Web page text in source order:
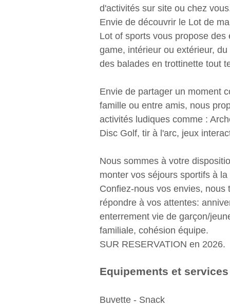
d'activités sur site ou chez
Envie de découvrir le Lot de
Lot of sports vous propose des
game, intérieur ou extérieur,
des balades en trottinette tout
Envie de partager un moment
famille ou entre amis, nous
activités ludiques comme :
Disc Golf, tir à l'arc, jeux
Nous sommes à votre
monter vos séjours sportifs à la
Confiez-nous vos envies, nous
répondre à vos attentes:
enterrement vie de garçon/
familiale, cohésion équipe.
SUR RESERVATION en 2026.
Equipements et services
Buvette - Snack